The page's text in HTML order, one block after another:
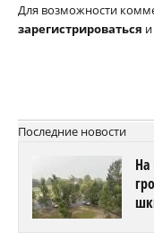
Для возможности
зарегистрироваться
Последние новости
На